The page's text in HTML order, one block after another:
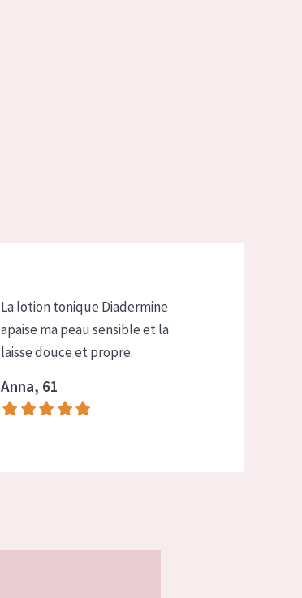
La lotion tonique Diadermine
apaise ma peau sensible et la
laisse douce et propre.
Anna, 61